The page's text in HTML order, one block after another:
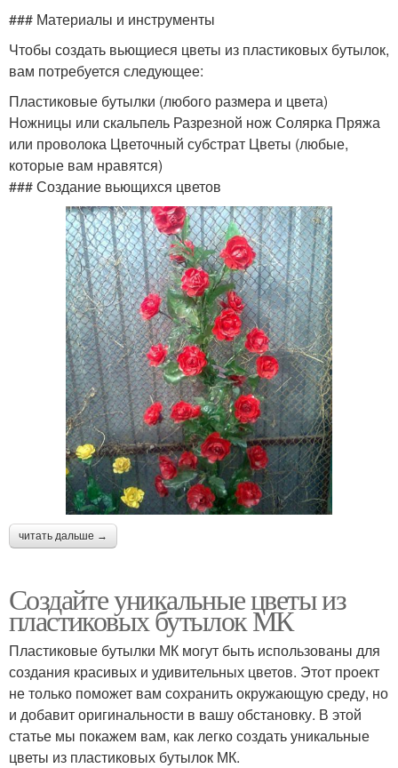
### Материалы и инструменты
Чтобы создать вьющиеся цветы из пластиковых бутылок,
вам потребуется следующее:
Пластиковые бутылки (любого размера и цвета)
Ножницы или скальпель Разрезной нож Солярка Пряжа
или проволока Цветочный субстрат Цветы (любые,
которые вам нравятся)
### Создание вьющихся цветов
читать дальше →
Создайте уникальные цветы из
пластиковых бутылок МК
Пластиковые бутылки МК могут быть использованы для
создания красивых и удивительных цветов. Этот проект
не только поможет вам сохранить окружающую среду, но
и добавит оригинальности в вашу обстановку. В этой
статье мы покажем вам, как легко создать уникальные
цветы из пластиковых бутылок МК.